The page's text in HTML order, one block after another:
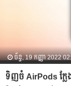
ច័ន្ទ, 19 កញ្ញា 2022
ទិញចំ AirPods ក្លែ